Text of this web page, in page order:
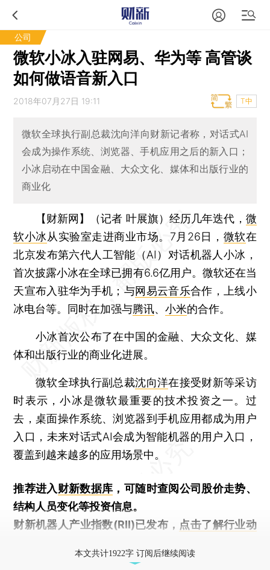
公司
微软小冰入驻网易、华为等 高管谈
如何做语音新入口
2018年07月27日 19:11 T中
微软全球执行副总裁沈向洋向财新记者称，对话式AI
会成为操作系统、浏览器、手机应用之后的新入口；
小冰启动在中国金融、大众文化、媒体和出版行业的
商业化
【财新网】（记者 叶展旗） 经历几年迭代， 微
软小冰从实验室走进商业市场。7月26日， 微软在
北京发布第六代人工智能（AI）对话机器人小冰，
首次披露小冰在全球已拥有6.6亿用户。微软还在当
天宣布入驻华为手机；与网易云音乐合作，上线小
冰电台等。同时在加强与腾讯、小米的合作。
小冰首次公布了在中国的金融、大众文化、媒
体和出版行业的商业化进展。
微软全球执行副总裁沈向洋在接受财新等采访
时表示，小冰是微软最重要的技术投资之一。过
去，桌面操作系统、浏览器到手机应用都成为用户
入口，未来对话式AI会成为智能机器的用户入口，
覆盖到越来越多的应用场景中。
推荐进入财新数据库 ，可随时查阅公司股价走势、
结构人员变化等投资信息。
财新机器人产业指数(RII)已发布， 点击了解行业动
本文共计1922字 订阅后继续阅读